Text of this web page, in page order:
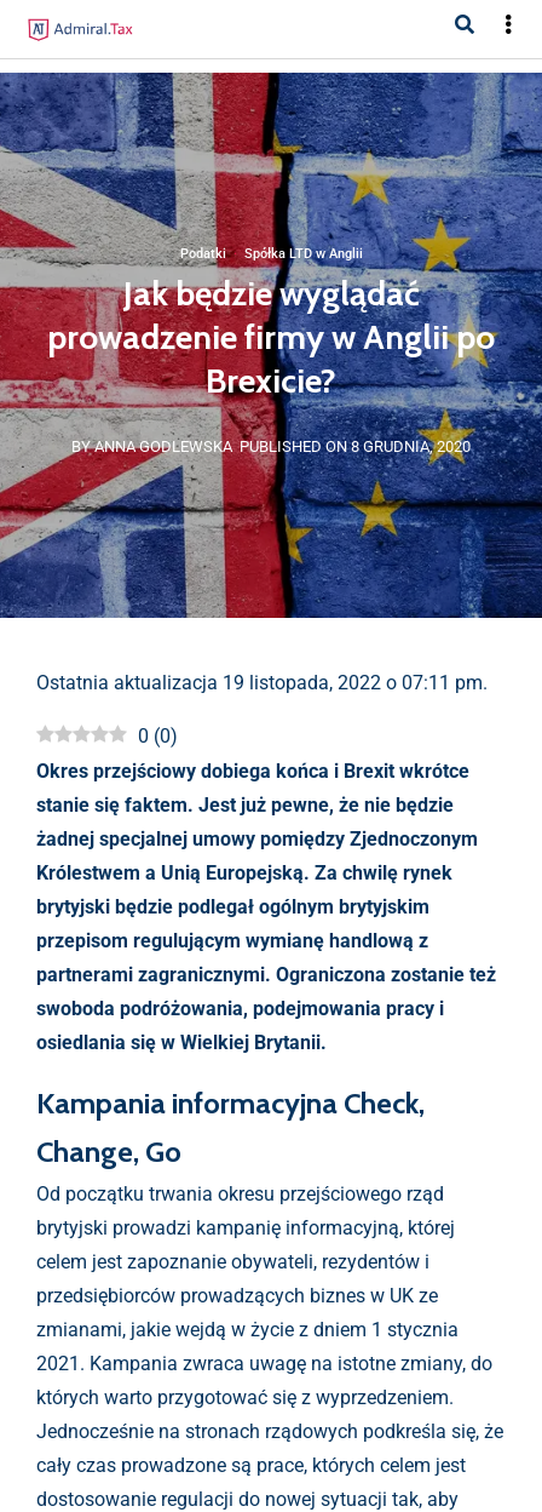
Podatki· Spółka LTD w Anglii
Jak będzie wyglądać
prowadzenie firmy w Anglii po
Brexicie?
BY ANNA GODLEWSKA PUBLISHED ON 8 GRUDNIA, 2020
Ostatnia aktualizacja 19 listopada, 2022 o 07:11 pm.
0 (0)
Okres przejściowy dobiega końca i Brexit wkrótce
stanie się faktem. Jest już pewne, że nie będzie
żadnej specjalnej umowy pomiędzy Zjednoczonym
Królestwem a Unią Europejską. Za chwilę rynek
brytyjski będzie podlegał ogólnym brytyjskim
przepisom regulującym wymianę handlową z
partnerami zagranicznymi. Ograniczona zostanie też
swoboda podróżowania, podejmowania pracy i
osiedlania się w Wielkiej Brytanii.
Kampania informacyjna Check,
Change, Go
Od początku trwania okresu przejściowego rząd
brytyjski prowadzi kampanię informacyjną, której
celem jest zapoznanie obywateli, rezydentów i
przedsiębiorców prowadzących biznes w UK ze
zmianami, jakie wejdą w życie z dniem 1 stycznia
2021. Kampania zwraca uwagę na istotne zmiany, do
których warto przygotować się z wyprzedzeniem.
Jednocześnie na stronach rządowych podkreśla się, że
cały czas prowadzone są prace, których celem jest
dostosowanie regulacji do nowej sytuacji tak, aby